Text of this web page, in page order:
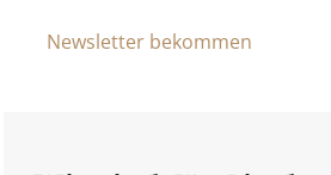
Newsletter bekommen